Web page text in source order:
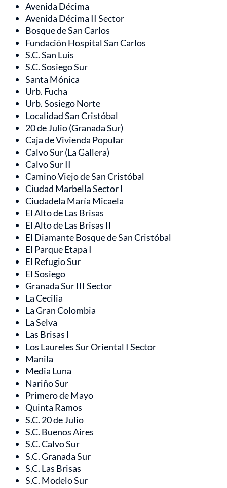
Avenida Décima
Avenida Décima II Sector
Bosque de San Carlos
Fundación Hospital San Carlos
S.C. San Luís
S.C. Sosiego Sur
Santa Mónica
Urb. Fucha
Urb. Sosiego Norte
Localidad San Cristóbal
20 de Julio (Granada Sur)
Caja de Vivienda Popular
Calvo Sur (La Gallera)
Calvo Sur II
Camino Viejo de San Cristóbal
Ciudad Marbella Sector I
Ciudadela María Micaela
El Alto de Las Brisas
El Alto de Las Brisas II
El Diamante Bosque de San Cristóbal
El Parque Etapa I
El Refugio Sur
El Sosiego
Granada Sur III Sector
La Cecilia
La Gran Colombia
La Selva
Las Brisas I
Los Laureles Sur Oriental I Sector
Manila
Media Luna
Nariño Sur
Primero de Mayo
Quinta Ramos
S.C. 20 de Julio
S.C. Buenos Aires
S.C. Calvo Sur
S.C. Granada Sur
S.C. Las Brisas
S.C. Modelo Sur